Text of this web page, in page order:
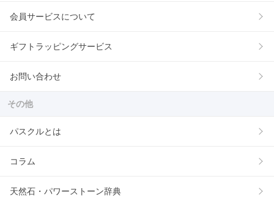
会員サービスについて
ギフトラッピングサービス
お問い合わせ
その他
パスクルとは
コラム
天然石・パワーストーン辞典